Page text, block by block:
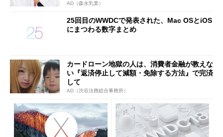
AD（森永乳業）
25回目のWWDCで発表された、Mac OSとiOS
にまつわる数字まとめ
カードローン地獄の人は、消費者金融が教えな
い『返済停止して減額・免除する方法』で完済
して
AD（渋谷法務総合事務所）